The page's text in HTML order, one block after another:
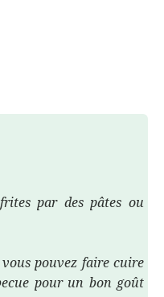
par des pâtes ou
pouvez faire cuire
pour un bon goût